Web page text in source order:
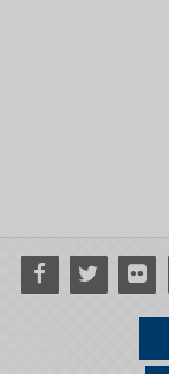
Facebook
Twitter Flickr